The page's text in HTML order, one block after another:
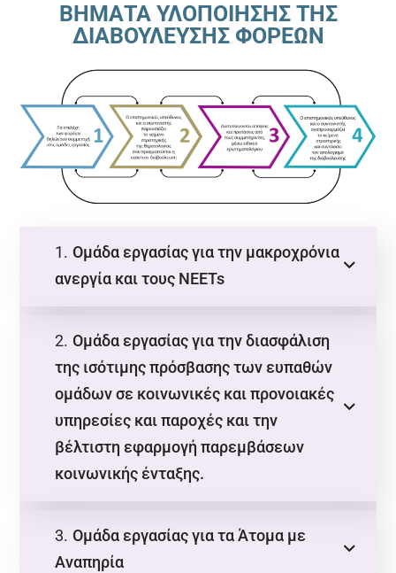
ΒΗΜΑΤΑ ΥΛΟΠΟΙΗΣΗΣ ΤΗΣ
ΔΙΑΒΟΥΛΕΥΣΗΣ ΦΟΡΕΩΝ
1. Ομάδα εργασίας για την μακροχρόνια
ανεργία και τους NΕΕTs
2. Ομάδα εργασίας για την διασφάλιση
της ισότιμης πρόσβασης των ευπαθών
ομάδων σε κοινωνικές και προνοιακές
υπηρεσίες και παροχές και την
βέλτιστη εφαρμογή παρεμβάσεων
κοινωνικής ένταξης.
3. Ομάδα εργασίας για τα Άτομα με
Αναπηρία